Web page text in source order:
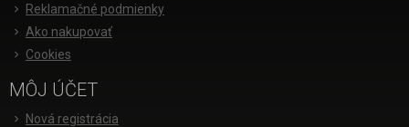
Reklamačné podmienky
Ako nakupovať
Cookies
MÔJ ÚČET
Nová registrácia